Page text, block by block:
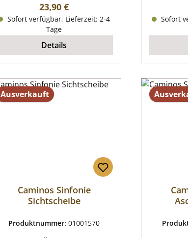
Regulärer Preis:
23,90 €
Sofort verfügbar, Lieferzeit: 2-4
Tage
Details
Sofort
Ausverkauft
Caminos Sinfonie
Sichtscheibe
Produktnummer:01001570